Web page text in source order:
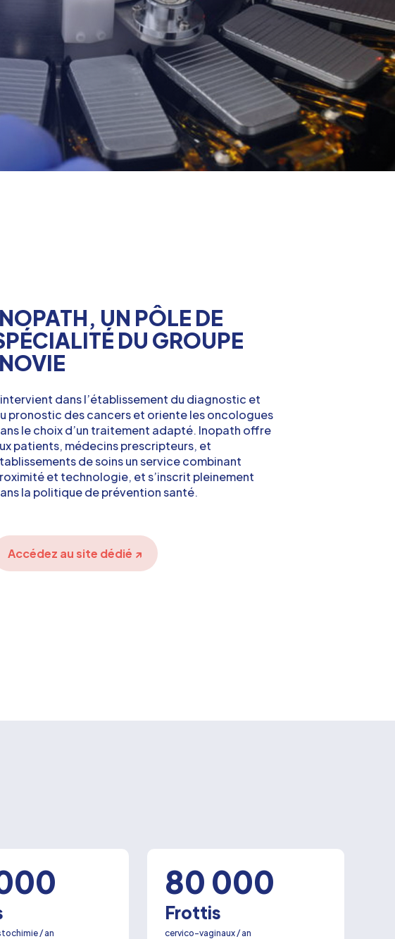
UN PÔLE DE
DU GROUPE
dans l’établissement du diagnostic et
pronostic des cancers et oriente les oncologues
le choix d’un traitement adapté. Inopath offre
patients, médecins prescripteurs, et
de soins un service combinant
et technologie, et s’inscrit pleinement
la politique de prévention santé.
Accédez au site dédié ↗
/ an
80 000
Frottis
cervico-vaginaux / an